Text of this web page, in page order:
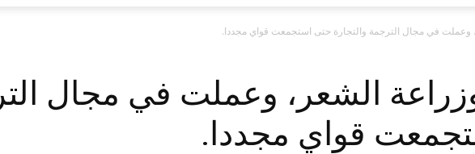
وعملت في مجال الترجمة والتجارة حتى استجمعت قواي مجددا.
الشعر، وعملت في مجال
قواي مجددا.